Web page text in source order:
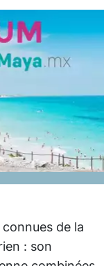
connues de la
: son